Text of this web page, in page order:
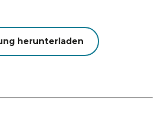
herunterladen